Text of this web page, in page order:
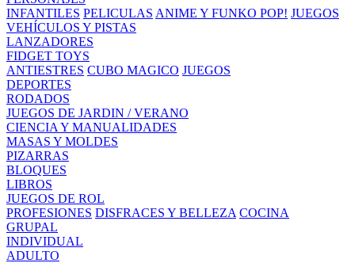
INFANTILES PELICULAS ANIME Y FUNKO POP! JUEGOS
VEHÍCULOS Y PISTAS
LANZADORES
FIDGET TOYS
ANTIESTRES CUBO MAGICO JUEGOS
DEPORTES
RODADOS
JUEGOS DE JARDIN / VERANO
CIENCIA Y MANUALIDADES
MASAS Y MOLDES
PIZARRAS
BLOQUES
LIBROS
JUEGOS DE ROL
PROFESIONES DISFRACES Y BELLEZA COCINA
GRUPAL
INDIVIDUAL
ADULTO